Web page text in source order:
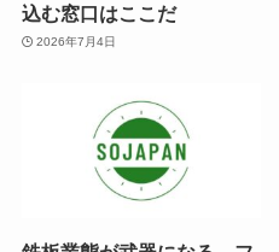
込む窓口はここだ
2026年7月4日